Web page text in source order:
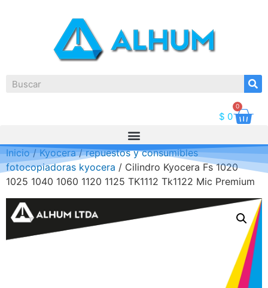
$ 0
0
Inicio/Kyocera/repuestos y consumibles
fotocopiadoras kyocera / Cilindro Kyocera Fs 1020
1025 1040 1060 1120 1125 TK1112 Tk1122 Mic Premium